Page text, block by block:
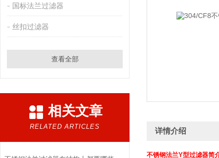
国标法兰过滤器
丝扣过滤器
查看全部
相关文章
RELATED ARTICLES
详情介绍
不锈钢法兰Y型过滤器简